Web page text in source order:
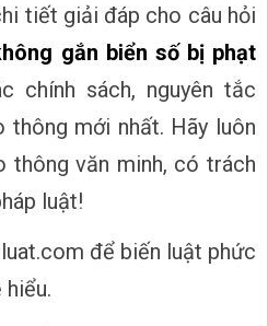
tiết giải đáp cho câu hỏi
gắn biển số bị phạt
chính sách, nguyên tắc
thông mới nhất. Hãy luôn
thông văn minh, có trách
luật!
để biến luật phức